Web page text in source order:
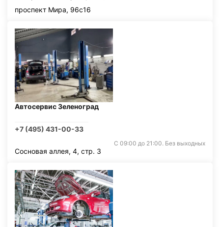
проспект Мира, 96с16
Автосервис Зеленоград
+7 (495) 431-00-33
С 09:00 до 21:00. Без выходных
Сосновая аллея, 4, стр. 3